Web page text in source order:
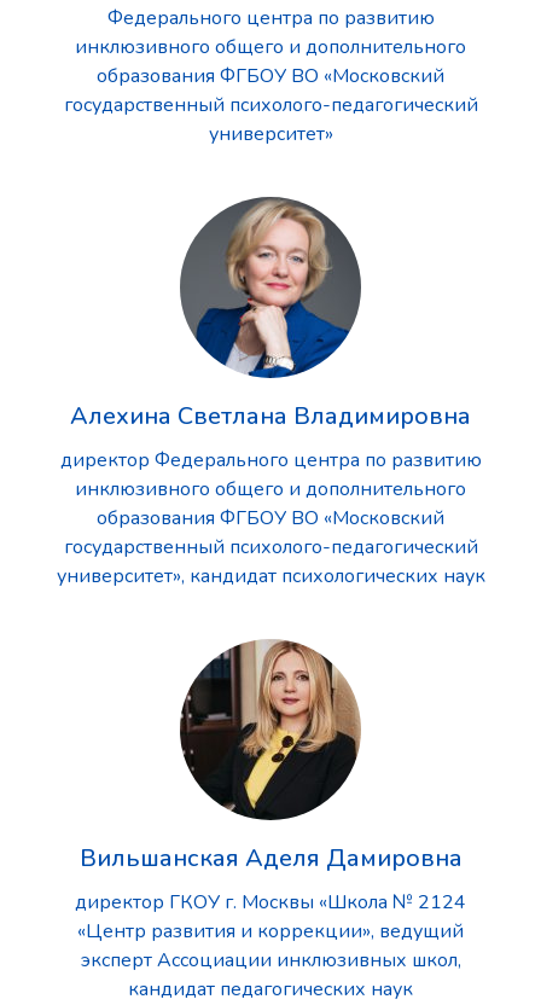
Федерального центра по развитию
инклюзивного общего и дополнительного
образования ФГБОУ ВО «Московский
государственный психолого-педагогический
университет»
Алехина Светлана Владимировна
директор Федерального центра по развитию
инклюзивного общего и дополнительного
образования ФГБОУ ВО «Московский
государственный психолого-педагогический
университет», кандидат психологических наук
Вильшанская Аделя Дамировна
директор ГКОУ г. Москвы «Школа № 2124
«Центр развития и коррекции», ведущий
эксперт Ассоциации инклюзивных школ,
кандидат педагогических наук